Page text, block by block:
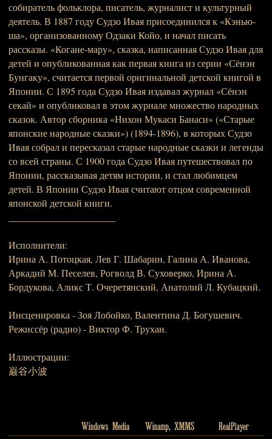
собиратель фольклора, писатель, журналист и культурный
деятель. В 1887 году Судзо Ивая присоединился к «Кэнью-
ша», организованному Одзаки Койо, и начал писать
рассказы. «Когане-мару», сказка, написанная Судзо Ивая для
детей и опубликованная как первая книга из серии «Сёнэн
Бунгаку», считается первой оригинальной детской книгой в
Японии. С 1895 года Судзо Ивая издавал журнал «Сёнэн
секай» и опубликовал в этом журнале множество народных
сказок. Автор сборника «Нихон Мукаси Банаси» («Старые
японские народные сказки») (1894-1896), в которых Судзо
Ивая собрал и пересказал старые народные сказки и легенды
со всей страны. С 1900 года Судзо Ивая путешествовал по
Японии, рассказывая детям истории, и стал любимцем
детей. В Японии Судзо Ивая считают отцом современной
японской детской книги.
Исполнители:
Ирина А. Потоцкая, Лев Г. Шабарин, Галина А. Иванова,
Аркадий М. Песелев, Рогволд В. Суховерко, Ирина А.
Бордукова, Аликс Т. Очеретянский, Анатолий Л. Кубацкий.
Инсценировка - Зоя Лобойко, Валентина Д. Богушевич.
Режиссёр (радио) - Виктор Ф. Трухан.
Иллюстрации:
巌谷小波